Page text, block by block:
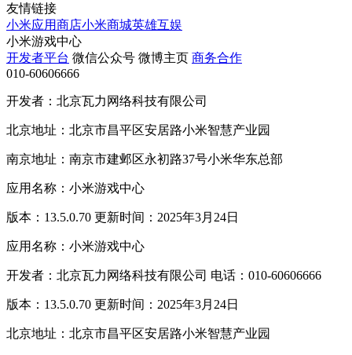
友情链接
小米应用商店小米商城英雄互娱
小米游戏中心
开发者平台 微信公众号 微博主页 商务合作
010-60606666
开发者：北京瓦力网络科技有限公司
北京地址：北京市昌平区安居路小米智慧产业园
南京地址：南京市建邺区永初路37号小米华东总部
应用名称：小米游戏中心
版本：13.5.0.70 更新时间：2025年3月24日
应用名称：小米游戏中心
开发者：北京瓦力网络科技有限公司 电话：010-60606666
版本：13.5.0.70 更新时间：2025年3月24日
北京地址：北京市昌平区安居路小米智慧产业园